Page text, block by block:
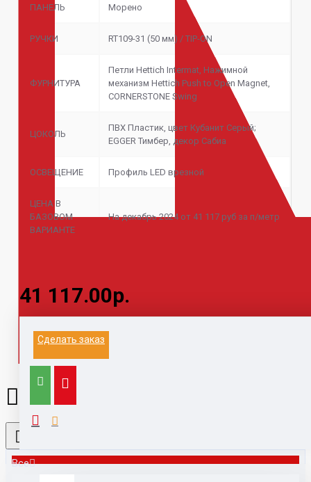
Все
ПАНЕЛЬ Морено
РУЧКИ RT109-31 (50 мм) / TIP-ON
ФУРНИТУРА
Петли Hettich Intermat, Нажимной
механизм Hettich Push to Open Magnet,
CORNERSTONE Swing
ЦОКОЛЬ
ПВХ Пластик, цвет Кубанит Серый;
EGGER Тимбер, декор Сабиа
ОСВЕЩЕНИЕ Профиль LED врезной
ЦЕНА В
БАЗОВОМ
ВАРИАНТЕ
На декабрь 2024 от 41 117 руб за п/метр
41 117.00р.
Сделать заказ
Информация на данном сайте не является
Выезд к заказчику для замера и расчета, с